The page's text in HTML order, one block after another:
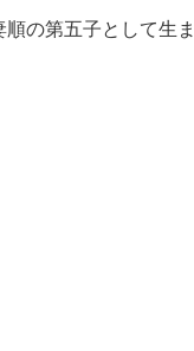
の第五子として生ま